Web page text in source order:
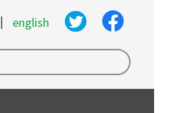
| english